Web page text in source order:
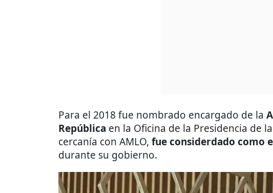
Para el 2018 fue nombrado encargado de la
República en la Oficina de la Presidencia de
cercanía con AMLO, fue considerdado como
durante su gobierno.